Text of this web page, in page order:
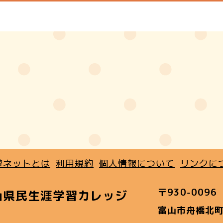
ットとは 利用規約 個人情報について リンクに
民生涯学習カレッジ
〒930-0096
富山市舟橋北